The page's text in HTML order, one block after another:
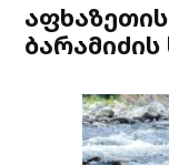
ბარამიძის